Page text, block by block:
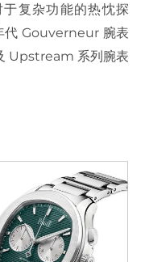
复杂功能的热忱探
代 Gouverneur 腕表
Upstream 系列腕表